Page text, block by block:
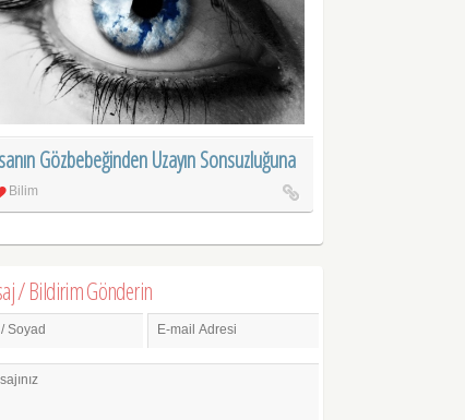
Gözbebeğinden Uzayın Sonsuzluğuna
Bilim
/ Bildirim Gönderin
Soyad E-mail Adresi